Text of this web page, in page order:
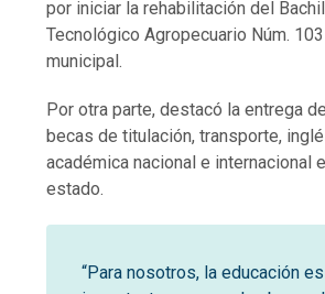
por iniciar la rehabilitación del
Tecnológico Agropecuario Núm.
municipal.
Por otra parte, destacó la entrega
becas de titulación, transporte,
académica nacional e internacional
estado.
“Para nosotros, la educación